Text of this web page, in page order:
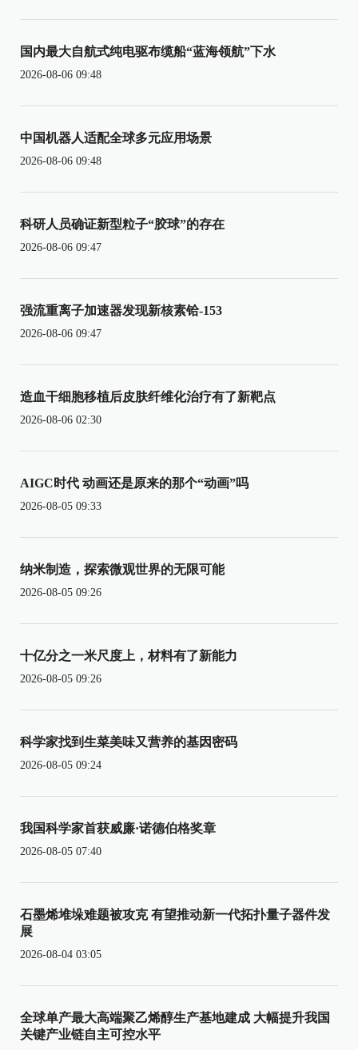
国内最大自航式纯电驱布缆船“蓝海领航”下水
2026-08-06 09:48
中国机器人适配全球多元应用场景
2026-08-06 09:48
科研人员确证新型粒子“胶球”的存在
2026-08-06 09:47
强流重离子加速器发现新核素铪-153
2026-08-06 09:47
造血干细胞移植后皮肤纤维化治疗有了新靶点
2026-08-06 02:30
AIGC时代 动画还是原来的那个“动画”吗
2026-08-05 09:33
纳米制造，探索微观世界的无限可能
2026-08-05 09:26
十亿分之一米尺度上，材料有了新能力
2026-08-05 09:26
科学家找到生菜美味又营养的基因密码
2026-08-05 09:24
我国科学家首获威廉·诺德伯格奖章
2026-08-05 07:40
石墨烯堆垛难题被攻克 有望推动新一代拓扑量子器件发
展
2026-08-04 03:05
全球单产最大高端聚乙烯醇生产基地建成 大幅提升我国
关键产业链自主可控水平